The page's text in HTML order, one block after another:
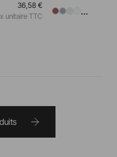
36,58 €
unitaire TTC
...